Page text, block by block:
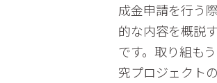
成金申請を行う
的な内容を概説
です。取り組も
究プロジェクト